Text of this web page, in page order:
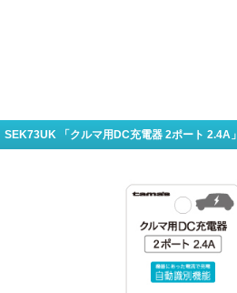
SEK73UK 「クルマ用DC充電器 2ポート 2.4A」